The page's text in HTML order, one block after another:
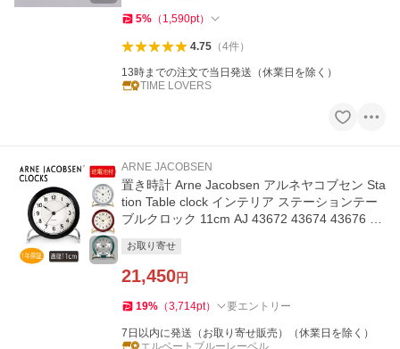
5% （ 1,590pt）
4.75（4件）
13時までの注文で当日発送（休業日を除く）
TIME LOVERS
ARNE JACOBSEN
置き時計 Arne Jacobsen アルネヤコブセン Sta
tion Table clock インテリア ステーションテー
ブルクロック 11cm AJ 43672 43674 43676 43
お取り寄せ
21,450円
19% （3,714pt） 要エントリー
7日以内に発送（お取り寄せ販売）（休業日を除く）
エルベートブルーレーベル